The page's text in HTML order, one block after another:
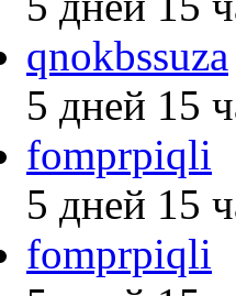
qnokbssuza
5 дней 15
fomprpiqli
5 дней 15
fomprpiqli